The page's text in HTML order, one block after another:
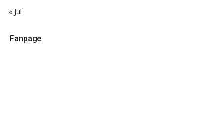
« Jul
Fanpage